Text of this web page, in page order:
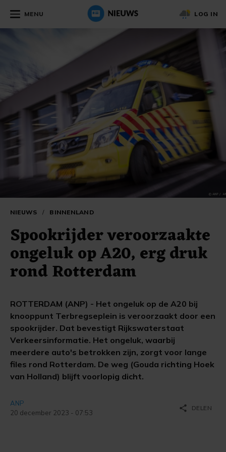
MENU LOG IN
NIEUWS / BINNENLAND
Spookrijder veroorzaakte
ongeluk op A20, erg druk
rond Rotterdam
ROTTERDAM (ANP) - Het ongeluk op de A20 bij
knooppunt Terbregseplein is veroorzaakt door een
spookrijder. Dat bevestigt Rijkswaterstaat
Verkeersinformatie. Het ongeluk, waarbij
meerdere auto's betrokken zijn, zorgt voor lange
files rond Rotterdam. De weg (Gouda richting Hoek
van Holland) blijft voorlopig dicht.
ANP
20 december 2023 - 07:53
share DELEN